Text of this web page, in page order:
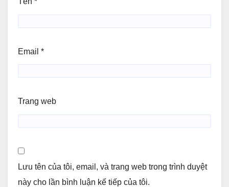
Email *
Trang web
Lưu tên của tôi, email, và trang web trong trình duyệt
này cho lần bình luận kế tiếp của tôi.